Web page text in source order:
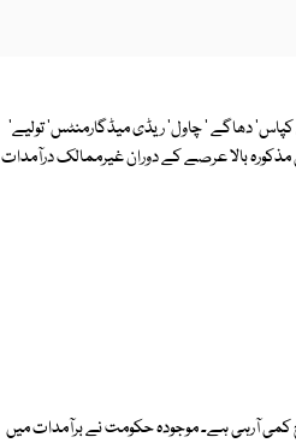
جی ایس) کے جاری کردہ اعدادوشمار کے مطابق جولائی 2013 کے دوران کپاس' دھاگے ' چاول' ریڈی میڈگارمنٹس' تولیے'
مذکورہ بالا عرصے کے دوران غیرممالک درآمدات
کمی آرہی ہے۔ موجودہ حکومت نے برآمدات میں